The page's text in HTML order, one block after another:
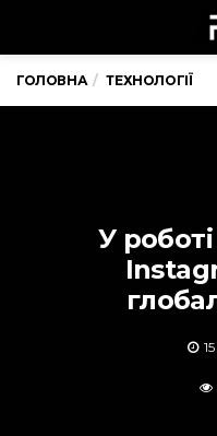
ГОЛОВНА ТЕХНОЛОГІЇ
У